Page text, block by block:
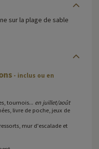
sur la plage de sable
- inclus ou en
tournois... en juillet/août
livre de poche, jeux de
mur d'escalade et